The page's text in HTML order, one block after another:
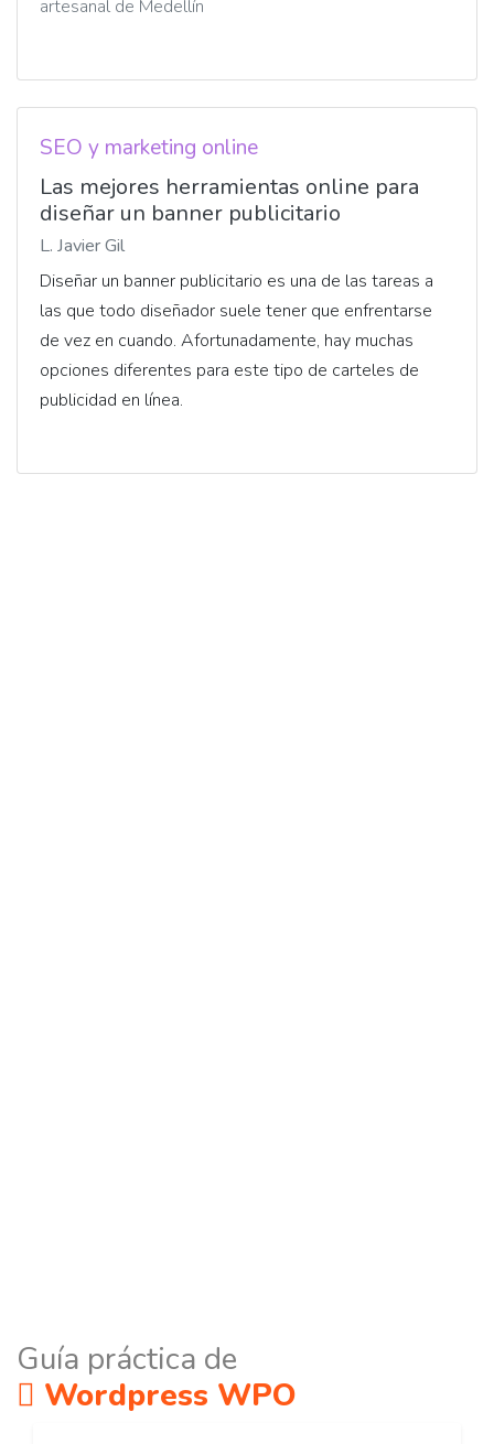
artesanal de Medellín
SEO y marketing online
Las mejores herramientas online para
diseñar un banner publicitario
L. Javier Gil
Diseñar un banner publicitario es una de las tareas a
las que todo diseñador suele tener que enfrentarse
de vez en cuando. Afortunadamente, hay muchas
opciones diferentes para este tipo de carteles de
publicidad en línea.
Guía práctica de
Wordpress WPO